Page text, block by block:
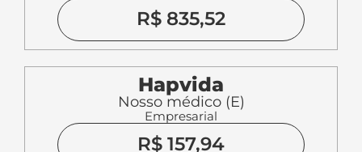
R$ 835,52
Hapvida
Nosso médico (E)
Empresarial
R$ 157,94